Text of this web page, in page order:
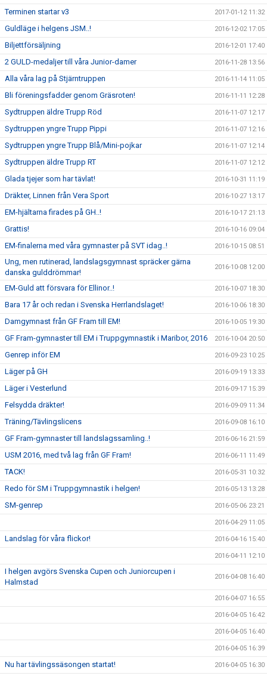
Terminen startar v3 2017-01-12 11:32
Guldläge i helgens JSM..! 2016-12-02 17:05
Biljettförsäljning 2016-12-01 17:40
2 GULD-medaljer till våra Junior-damer 2016-11-28 13:56
Alla våra lag på Stjärntruppen 2016-11-14 11:05
Bli föreningsfadder genom Gräsroten! 2016-11-11 12:28
Sydtruppen äldre Trupp Röd 2016-11-07 12:17
Sydtruppen yngre Trupp Pippi 2016-11-07 12:16
Sydtruppen yngre Trupp Blå/Mini-pojkar 2016-11-07 12:14
Sydtruppen äldre Trupp RT 2016-11-07 12:12
Glada tjejer som har tävlat! 2016-10-31 11:19
Dräkter, Linnen från Vera Sport 2016-10-27 13:17
EM-hjältarna firades på GH..! 2016-10-17 21:13
Grattis! 2016-10-16 09:04
EM-finalerna med våra gymnaster på SVT idag..! 2016-10-15 08:51
Ung, men rutinerad, landslagsgymnast spräcker gärna
danska gulddrömmar!
2016-10-08 12:00
EM-Guld att försvara för Ellinor..! 2016-10-07 18:30
Bara 17 år och redan i Svenska Herrlandslaget! 2016-10-06 18:30
Damgymnast från GF Fram till EM! 2016-10-05 19:30
GF Fram-gymnaster till EM i Truppgymnastik i Maribor, 2016 2016-10-04 20:50
Genrep inför EM 2016-09-23 10:25
Läger på GH 2016-09-19 13:33
Läger i Vesterlund 2016-09-17 15:39
Felsydda dräkter! 2016-09-09 11:34
Träning/Tävlingslicens 2016-09-08 16:10
GF Fram-gymnaster till landslagssamling..! 2016-06-16 21:59
USM 2016, med två lag från GF Fram! 2016-06-11 11:49
TACK! 2016-05-31 10:32
Redo för SM i Truppgymnastik i helgen! 2016-05-13 13:28
SM-genrep 2016-05-06 23:21
2016-04-29 11:05
Landslag för våra flickor! 2016-04-16 15:40
2016-04-11 12:10
I helgen avgörs Svenska Cupen och Juniorcupen i
Halmstad
2016-04-08 16:40
2016-04-07 16:55
2016-04-05 16:42
2016-04-05 16:40
2016-04-05 16:39
Nu har tävlingssäsongen startat! 2016-04-05 16:30